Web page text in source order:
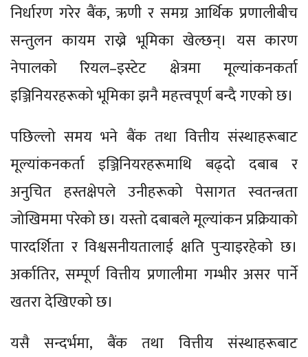
निर्धारण गरेर बैंक, ऋणी र समग्र आर्थिक प्रणालीबीच
सन्तुलन कायम राख्ने भूमिका खेल्छन्। यस कारण
नेपालको रियल–इस्टेट क्षेत्रमा मूल्यांकनकर्ता
इञ्जिनियरहरूको भूमिका झनै महत्त्वपूर्ण बन्दै गएको छ।
पछिल्लो समय भने बैंक तथा वित्तीय संस्थाहरूबाट
मूल्यांकनकर्ता इञ्जिनियरहरूमाथि बढ्दो दबाब र
अनुचित हस्तक्षेपले उनीहरूको पेसागत स्वतन्त्रता
जोखिममा परेको छ। यस्तो दबाबले मूल्यांकन प्रक्रियाको
पारदर्शिता र विश्वसनीयतालाई क्षति पुर्‍याइरहेको छ।
अर्कातिर, सम्पूर्ण वित्तीय प्रणालीमा गम्भीर असर पार्ने
खतरा देखिएको छ।
यसै सन्दर्भमा, बैंक तथा वित्तीय संस्थाहरूबाट